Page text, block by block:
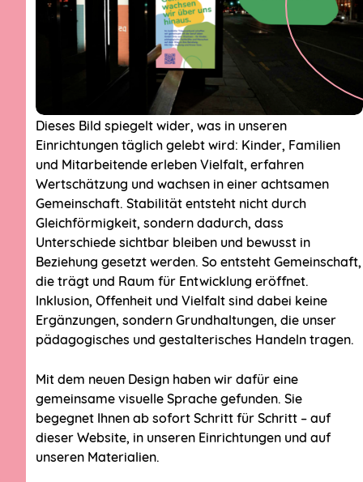
Dieses Bild spiegelt wider, was in unseren
Einrichtungen täglich gelebt wird: Kinder, Familien
und Mitarbeitende erleben Vielfalt, erfahren
Wertschätzung und wachsen in einer achtsamen
Gemeinschaft. Stabilität entsteht nicht durch
Gleichförmigkeit, sondern dadurch, dass
Unterschiede sichtbar bleiben und bewusst in
Beziehung gesetzt werden. So entsteht Gemeinschaft,
die trägt und Raum für Entwicklung eröffnet.
Inklusion, Offenheit und Vielfalt sind dabei keine
Ergänzungen, sondern Grundhaltungen, die unser
pädagogisches und gestalterisches Handeln tragen.
Mit dem neuen Design haben wir dafür eine
gemeinsame visuelle Sprache gefunden. Sie
begegnet Ihnen ab sofort Schritt für Schritt – auf
dieser Website, in unseren Einrichtungen und auf
unseren Materialien.
Kooperationen &
Trägerschaft
Für Städte & Kommunen
Bauen & Entwickeln
Kooperation & Nachfolge
Karriere
Komm in unser Team
Arbeiten bei Junikäfer
Direkt zu den
Stellenangeboten
Unsere KiTas
Neuigkeiten
Instagram
Kontakt
MeldekanalImpressum Datenschutz